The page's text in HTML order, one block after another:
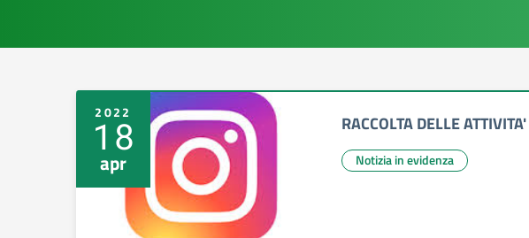
2022
18
apr
RACCOLTA DELLE
Notizia in evidenza